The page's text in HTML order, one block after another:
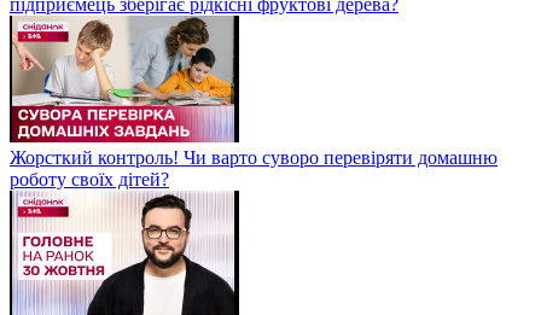
Жорсткий контроль! Чи варто суворо перевіряти домашню
роботу своїх дітей?